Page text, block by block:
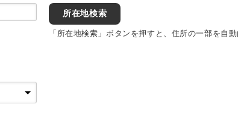
所在地検索
「所在地検索」ボタンを押すと、住所の一部を自動